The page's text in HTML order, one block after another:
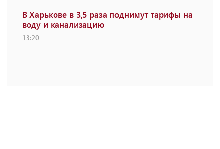
В Харькове в 3,5 раза поднимут тарифы на
воду и канализацию
13:20